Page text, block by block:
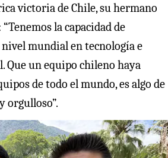
victoria de Chile, su hermano
la capacidad de
mundial en tecnología e
un equipo chileno haya
de todo el mundo, es algo de
orgulloso”.